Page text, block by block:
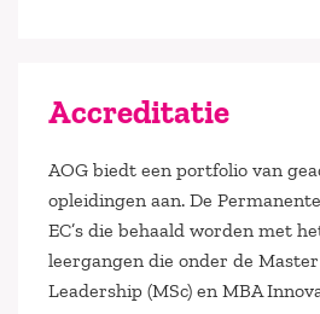
Accreditatie
AOG biedt een portfolio van
opleidingen aan. De
EC’s die behaald worden met
leergangen die onder de
Leadership (MSc) en MBA